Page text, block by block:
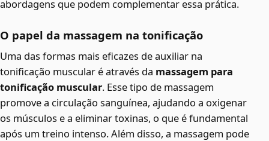
abordagens que podem complementar essa prática.
O papel da massagem na tonificação
Uma das formas mais eficazes de auxiliar na
tonificação muscular é através da massagem para
tonificação muscular. Esse tipo de massagem
promove a circulação sanguínea, ajudando a oxigenar
os músculos e a eliminar toxinas, o que é fundamental
após um treino intenso. Além disso, a massagem pode